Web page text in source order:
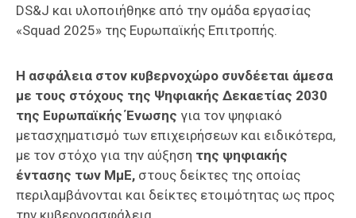
DS&J και υλοποιήθηκε από την ομάδα εργασίας
«Squad 2025» της Ευρωπαϊκής Επιτροπής.
Η ασφάλεια στον κυβερνοχώρο συνδέεται άμεσα
με τους στόχους της Ψηφιακής Δεκαετίας 2030
της Ευρωπαϊκής Ένωσης για τον ψηφιακό
μετασχηματισμό των επιχειρήσεων και ειδικότερα,
με τον στόχο για την αύξηση της ψηφιακής
έντασης των ΜμΕ, στους δείκτες της οποίας
περιλαμβάνονται και δείκτες ετοιμότητας ως προς
την κυβερνοασφάλεια.